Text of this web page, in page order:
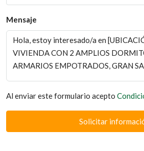
Mensaje
Al enviar este formulario acepto
Solicitar